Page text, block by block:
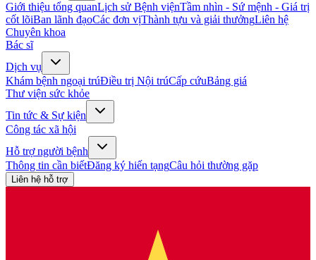
Giới thiệu tổng quanLịch sử Bệnh việnTầm nhìn - Sứ mệnh - Giá trị
cốt lõiBan lãnh đạoCác đơn vịThành tựu và giải thưởngLiên hệ
Chuyên khoa
Bác sĩ
Dịch vụ
Khám bệnh ngoại trúĐiều trị Nội trúCấp cứuBảng giá
Thư viện sức khỏe
Tin tức & Sự kiện
Công tác xã hội
Hỗ trợ người bệnh
Thông tin cần biếtĐăng ký hiến tạngCâu hỏi thường gặp
Liên hệ hỗ trợ